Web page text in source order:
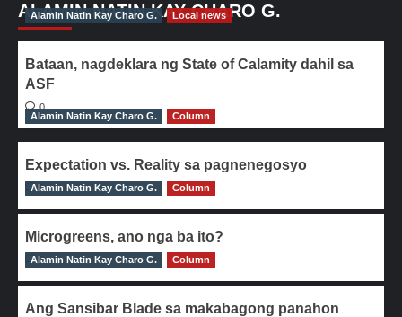
ALAMIN NATIN KAY CHARO G.
Alamin Natin Kay Charo G. Local news
Bataan, nagdeklara ng State of Calamity dahil sa
ASF
0
Alamin Natin Kay Charo G.
Column
Expectation vs. Reality sa pagnenegosyo
0
Alamin Natin Kay Charo G. Column
Microgreens, ano nga ba ito?
0
Alamin Natin Kay Charo G. Column
Ang Sansibar Blade sa makabagong panahon